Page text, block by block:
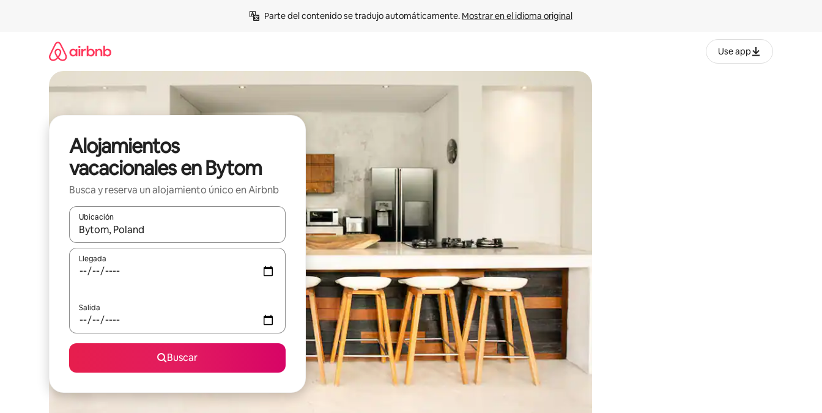
Parte del contenido se tradujo automáticamente. Mostrar en el idioma original
Use app
Alojamientos
vacacionales en Bytom
Busca y reserva un alojamiento único en Airbnb
Ubicación
Cuando los resultados estén disponibles, podrás navegar usando las teclas de las flechas hacia arriba y hacia abajo, o bien tocando y deslizando la pantalla.
Llegada
Salida
Buscar